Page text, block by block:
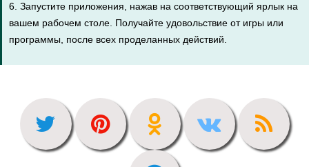
6. Запустите приложения, нажав на соответствующий ярлык на
вашем рабочем столе. Получайте удовольствие от игры или
программы, после всех проделанных действий.